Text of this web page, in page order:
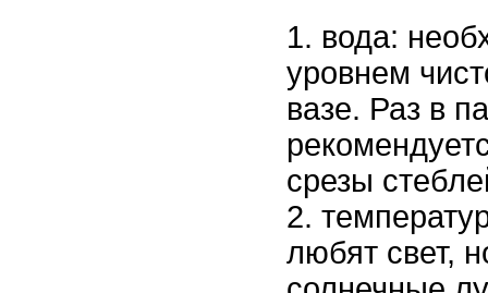
вода:
уровнем
вазе. Раз в
срезы
любят свет,